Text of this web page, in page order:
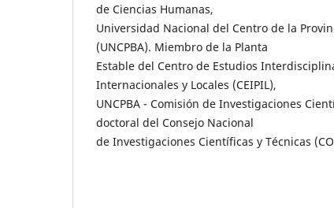
de Ciencias Humanas,
Universidad Nacional del Centro de la
(UNCPBA). Miembro de la Planta
Estable del Centro de Estudios
Internacionales y Locales (CEIPIL),
UNCPBA - Comisión de Investigaciones
doctoral del Consejo Nacional
de Investigaciones Científicas y Técnicas